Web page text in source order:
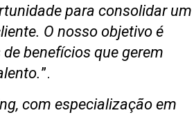
para consolidar um
O nosso objetivo é
benefícios que gerem
”.
com especialização em